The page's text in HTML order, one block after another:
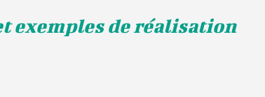
exemples de réalisation